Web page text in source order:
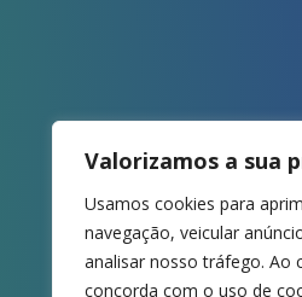
Valorizamos a sua
Usamos cookies para
navegação, veicular
analisar nosso tráfego. Ao
concorda com o uso de